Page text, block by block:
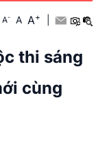
A- A A+
thi sáng
cùng